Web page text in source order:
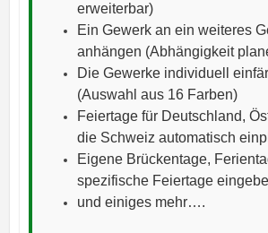
erweiterbar)
Ein Gewerk an ein weiteres
anhängen (Abhängigkeit
Die Gewerke individuell
(Auswahl aus 16 Farben)
Feiertage für Deutschland,
die Schweiz automatisch
Eigene Brückentage,
spezifische Feiertage
und einiges mehr….